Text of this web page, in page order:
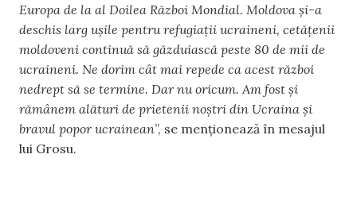
Europa de la al Doilea Război Mondial. Moldova și-a
deschis larg ușile pentru refugiații ucraineni, cetățenii
moldoveni continuă să găzduiască peste 80 de mii de
ucraineni. Ne dorim cât mai repede ca acest război
nedrept să se termine. Dar nu oricum. Am fost și
rămânem alături de prietenii noștri din Ucraina și
bravul popor ucrainean”, se menționează în mesajul
lui Grosu.